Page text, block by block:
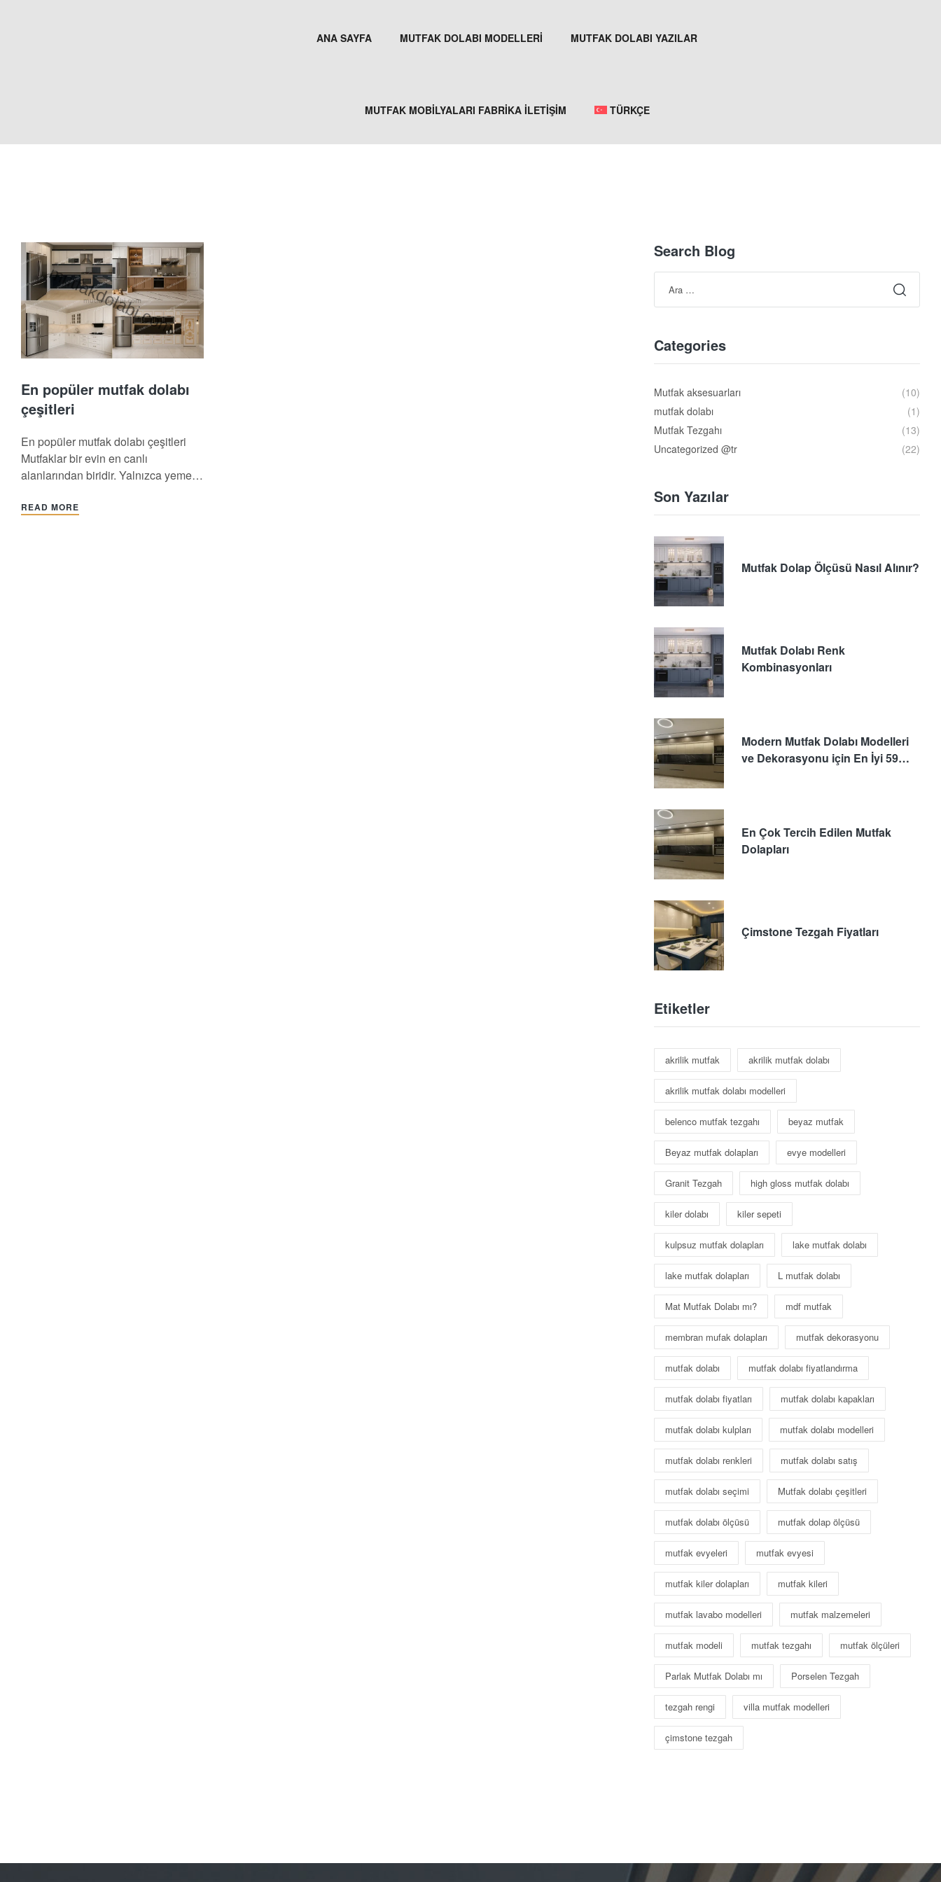
ANA SAYFA MUTFAK DOLABI MODELLERİ MUTFAK DOLABI YAZILAR
MUTFAK MOBİLYALARI FABRİKA İLETİŞİM TÜRKÇE
En popüler mutfak dolabı
çeşitleri
En popüler mutfak dolabı çeşitleri
Mutfaklar bir evin en canlı
alanlarından biridir. Yalnızca yemek
arkadaşlarla buluşulan ve
READ MORE
Search Blog
Categories
Mutfak aksesuarları
(10)
mutfak dolabı
(1)
Mutfak Tezgahı
(13)
Uncategorized @tr
(22)
Son Yazılar
Mutfak Dolap Ölçüsü Nasıl Alınır?
Mutfak Dolabı Renk
Kombinasyonları
Modern Mutfak Dolabı Modelleri
ve Dekorasyonu için En İyi 59
En Çok Tercih Edilen Mutfak
Dolapları
Çimstone Tezgah Fiyatları
Etiketler
akrilik mutfak akrilik mutfak dolabı
akrilik mutfak dolabı modelleri
belenco mutfak tezgahı beyaz mutfak
Beyaz mutfak dolapları evye modelleri
Granit Tezgah high gloss mutfak dolabı
kiler dolabı kiler sepeti
kulpsuz mutfak dolapları lake mutfak dolabı
lake mutfak dolapları L mutfak dolabı
Mat Mutfak Dolabı mı? mdf mutfak
membran mufak dolapları mutfak dekorasyonu
mutfak dolabı mutfak dolabı fiyatlandırma
mutfak dolabı fiyatları mutfak dolabı kapakları
mutfak dolabı kulpları mutfak dolabı modelleri
mutfak dolabı renkleri mutfak dolabı satış
mutfak dolabı seçimi Mutfak dolabı çeşitleri
mutfak dolabı ölçüsü mutfak dolap ölçüsü
mutfak evyeleri mutfak evyesi
mutfak kiler dolapları mutfak kileri
mutfak lavabo modelleri mutfak malzemeleri
mutfak modeli mutfak tezgahı mutfak ölçüleri
Parlak Mutfak Dolabı mı Porselen Tezgah
tezgah rengi villa mutfak modelleri
çimstone tezgah